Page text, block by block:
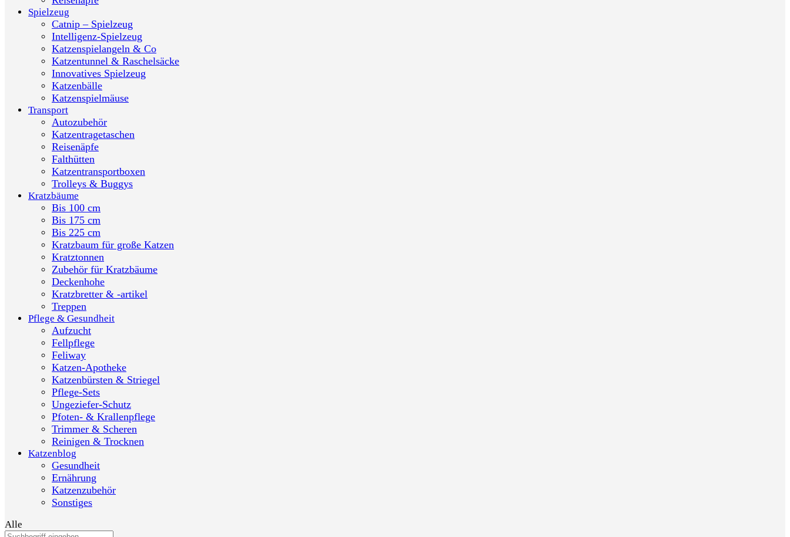
Spielzeug
Catnip – Spielzeug
Intelligenz-Spielzeug
Katzenspielangeln & Co
Katzentunnel & Raschelsäcke
Innovatives Spielzeug
Katzenbälle
Katzenspielmäuse
Transport
Autozubehör
Katzentragetaschen
Reisenäpfe
Falthütten
Katzentransportboxen
Trolleys & Buggys
Kratzbäume
Bis 100 cm
Bis 175 cm
Bis 225 cm
Kratzbaum für große Katzen
Kratztonnen
Zubehör für Kratzbäume
Deckenhohe
Kratzbretter & -artikel
Treppen
Pflege & Gesundheit
Aufzucht
Fellpflege
Feliway
Katzen-Apotheke
Katzenbürsten & Striegel
Pflege-Sets
Ungeziefer-Schutz
Pfoten- & Krallenpflege
Trimmer & Scheren
Reinigen & Trocknen
Katzenblog
Gesundheit
Ernährung
Katzenzubehör
Sonstiges
Alle